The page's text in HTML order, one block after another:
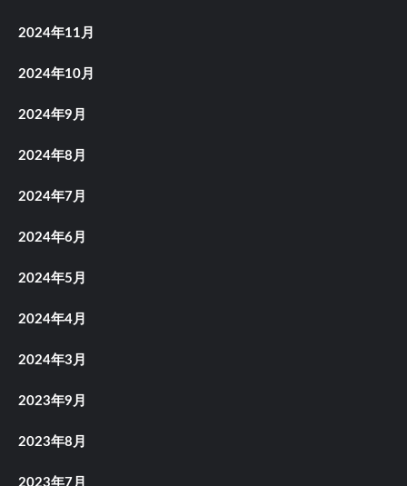
2024年11月
2024年10月
2024年9月
2024年8月
2024年7月
2024年6月
2024年5月
2024年4月
2024年3月
2023年9月
2023年8月
2023年7月